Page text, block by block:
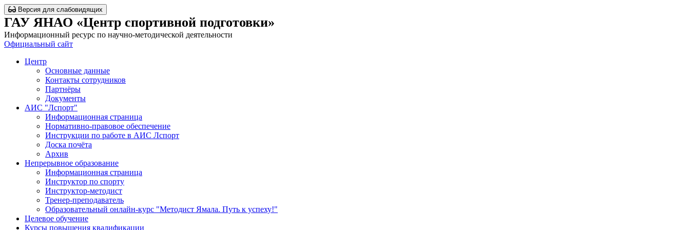
Версия для слабовидящих
ГАУ ЯНАО «Центр спортивной подготовки»
Информационный ресурс по научно-методической деятельности
Официальный сайт
Центр
Основные данные
Контакты сотрудников
Партнёры
Документы
АИС "Лспорт"
Информационная страница
Нормативно-правовое обеспечение
Инструкции по работе в АИС Лспорт
Доска почёта
Архив
Непрерывное образование
Информационная страница
Инструктор по спорту
Инструктор-методист
Тренер-преподаватель
Образовательный онлайн-курс "Методист Ямала. Путь к успеху!"
Целевое обучение
Курсы повышения квалификации